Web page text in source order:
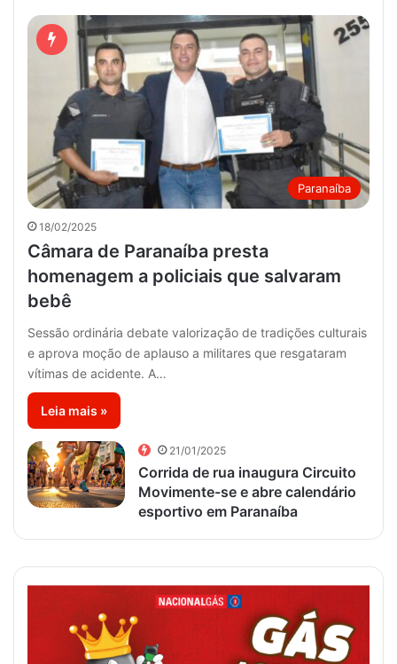
Paranaíba
18/02/2025
Câmara de Paranaíba presta
homenagem a policiais que salvaram
bebê
Sessão ordinária debate valorização de tradições culturais
e aprova moção de aplauso a militares que resgataram
vítimas de acidente. A…
Leia mais »
21/01/2025
Corrida de rua inaugura Circuito
Movimente-se e abre calendário
esportivo em Paranaíba